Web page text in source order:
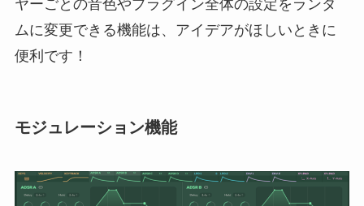
ヤーごとの音色やプラグイン全体の設定をランダ
ムに変更できる機能は、アイデアがほしいときに
便利です！
モジュレーション機能